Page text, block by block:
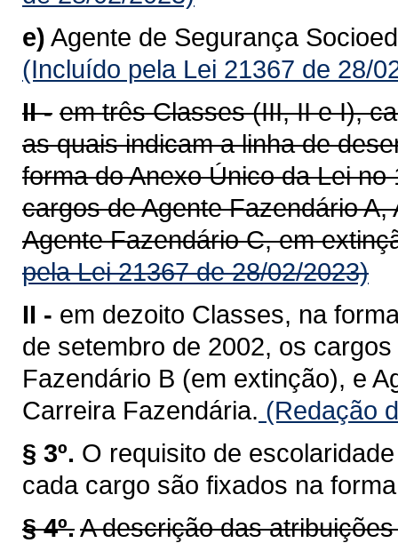
e) Agente de Segurança
(Incluído pela Lei 21367 de 28/
II - em três Classes (III, II e I),
as quais indicam a linha de
forma do Anexo Único da Lei
cargos de Agente Fazendário
Agente Fazendário C, em
pela Lei 21367 de 28/02/2023)
II - em dezoito Classes, na
de setembro de 2002, os
Fazendário B (em extinção), e
Carreira Fazendária. (Redação
§ 3º. O requisito de
cada cargo são fixados na
§ 4º.A descrição das